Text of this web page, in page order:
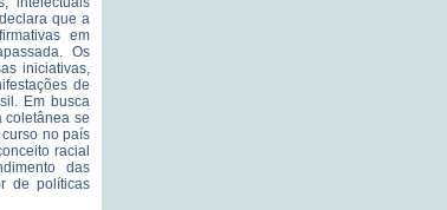
que a
em
Os
iniciativas,
de
Em busca
coletânea se
no país
racial
das
de políticas